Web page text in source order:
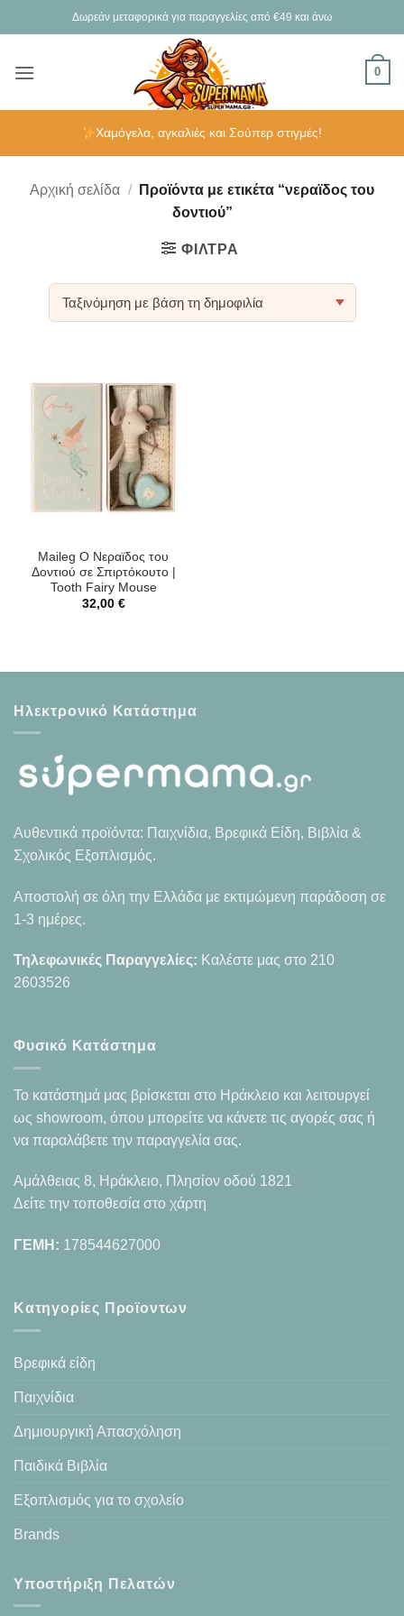
στο
Δωρεάν μεταφορικά για παραγγελίες από €49 και άνω
0
Χαμόγελα, αγκαλιές και Σούπερ στιγμές!
Αρχική σελίδα /
Προϊόντα με ετικέτα “νεραϊδος του
δοντιού”
ΦΊΛΤΡΑ
Maileg Ο Νεραϊδος του
Δοντιού σε Σπιρτόκουτο |
Tooth Fairy Mouse
32,00 €
Ηλεκτρονικό Κατάστημα
Αυθεντικά προϊόντα: Παιχνίδια, Βρεφικά Είδη, Βιβλία &
Σχολικός Εξοπλισμός.
Αποστολή σε όλη την Ελλάδα με εκτιμώμενη παράδοση σε
1-3 ημέρες.
Τηλεφωνικές Παραγγελίες: Καλέστε μας στο 210
2603526
Φυσικό Κατάστημα
Το κατάστημά μας βρίσκεται στο Ηράκλειο και λειτουργεί
ως showroom, όπου μπορείτε να κάνετε τις αγορές σας ή
να παραλάβετε την παραγγελία σας.
Αμάλθειας 8, Ηράκλειο, Πλησίον οδού 1821
Δείτε την τοποθεσία στο χάρτη
ΓΕΜΗ: 178544627000
Κατηγορίες Προϊοντων
Βρεφικά είδη
Παιχνίδια
Δημιουργική Απασχόληση
Παιδικά Βιβλία
Εξοπλισμός για το σχολείο
Brands
Υποστήριξη Πελατών